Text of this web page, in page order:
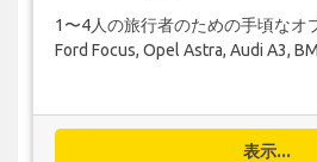
1〜4人の旅行者のための手頃なオ
Ford Focus, Opel Astra, Audi A3,
表示...